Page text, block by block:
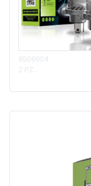
9506904
2 PZ.